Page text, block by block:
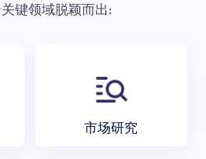
键领域脱颖而出:
市场研究